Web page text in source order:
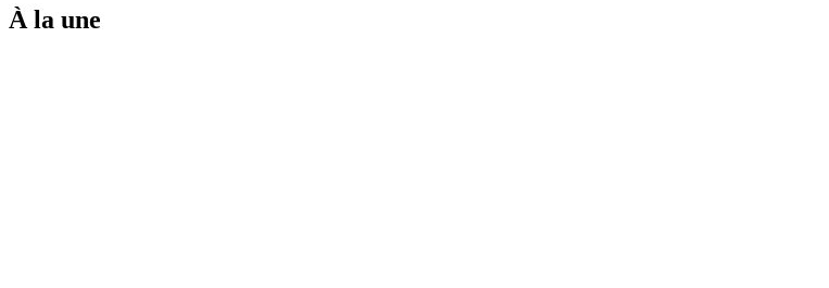
À la une